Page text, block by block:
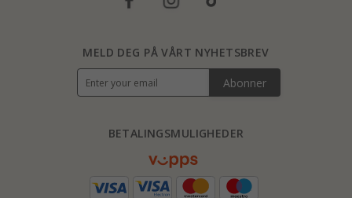
BETALINGSMULIGHEDER
MELD DEG PÅ VÅRT NYHETSBREV
Abonner